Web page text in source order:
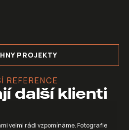
PROJEKTY
REFERENCE
další klienti
velmi rádi vzpomínáme. Fotografie